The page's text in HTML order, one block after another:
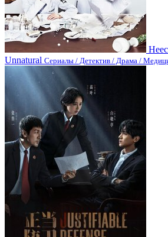
Unnatural Сериалы / Детектив / Драма /